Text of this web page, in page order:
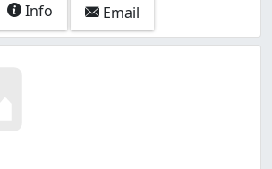
Info Email